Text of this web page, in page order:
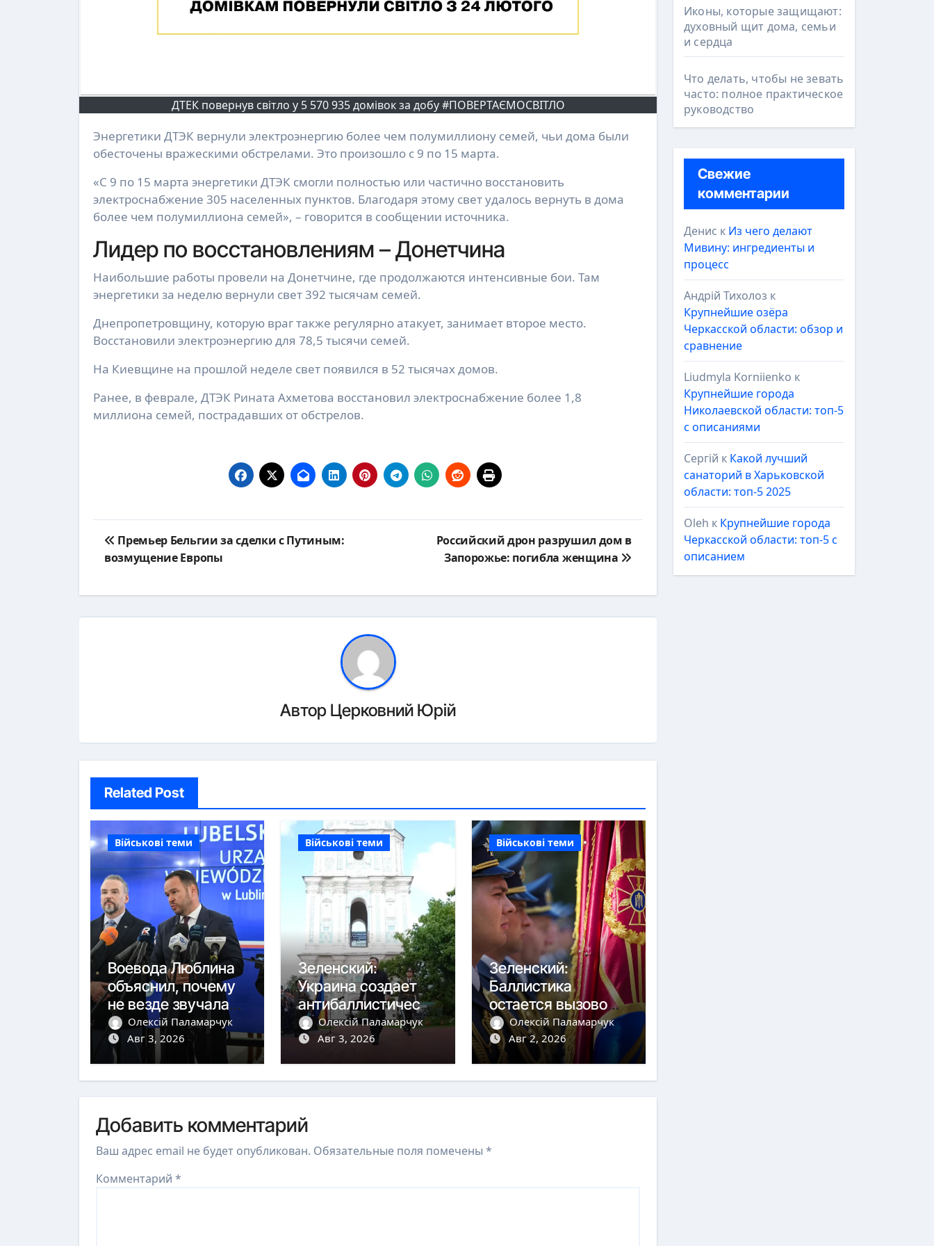
ДТЕК повернув світло у 5 570 935 домівок за добу #ПОВЕРТАЄМОСВІТЛО
Энергетики ДТЭК вернули электроэнергию более чем полумиллиону семей, чьи дома были
обесточены вражескими обстрелами. Это произошло с 9 по 15 марта.
«С 9 по 15 марта энергетики ДТЭК смогли полностью или частично восстановить
электроснабжение 305 населенных пунктов. Благодаря этому свет удалось вернуть в дома
более чем полумиллиона семей», – говорится в сообщении источника.
Лидер по восстановлениям – Донетчина
Наибольшие работы провели на Донетчине, где продолжаются интенсивные бои. Там
энергетики за неделю вернули свет 392 тысячам семей.
Днепропетровщину, которую враг также регулярно атакует, занимает второе место.
Восстановили электроэнергию для 78,5 тысячи семей.
На Киевщине на прошлой неделе свет появился в 52 тысячах домов.
Ранее, в феврале, ДТЭК Рината Ахметова восстановил электроснабжение более 1,8
миллиона семей, пострадавших от обстрелов.
Навигация
по
Премьер Бельгии за сделки с Путиным:
возмущение Европы
Российский дрон разрушил дом в
Запорожье: погибла женщина
Автор Церковний Юрій
Related Post
Військові теми
Воевода Люблина
объяснил, почему
не везде звучала
тревога
Олексій Паламарчук
Авг 3, 2026
Військові теми
Зеленский:
Украина создает
антибаллистическу
ю систему «Фрея»
с Европой
Олексій Паламарчук
Авг 3, 2026
Військові теми
Зеленский:
Баллистика
остается вызовом,
но дроны сбиваем
более чем на 90%
Олексій Паламарчук
Авг 2, 2026
Добавить комментарий
Ваш адрес email не будет опубликован. Обязательные поля помечены *
Комментарий *
Иконы, которые защищают:
духовный щит дома, семьи
и сердца
Что делать, чтобы не зевать
часто: полное практическое
руководство
Свежие
комментарии
Денис к Из чего делают
Мивину: ингредиенты и
процесс
Андрій Тихолоз к
Крупнейшие озёра
Черкасской области: обзор и
сравнение
Liudmyla Korniienko к
Крупнейшие города
Николаевской области: топ-5
с описаниями
Сергій к Какой лучший
санаторий в Харьковской
области: топ-5 2025
Oleh к Крупнейшие города
Черкасской области: топ-5 с
описанием